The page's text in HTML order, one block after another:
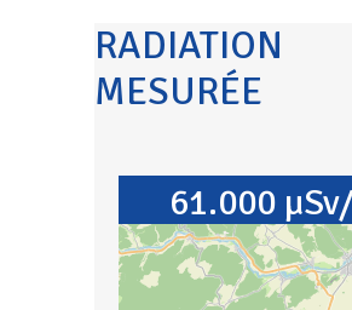
RADIATION
MESURÉE
61.000